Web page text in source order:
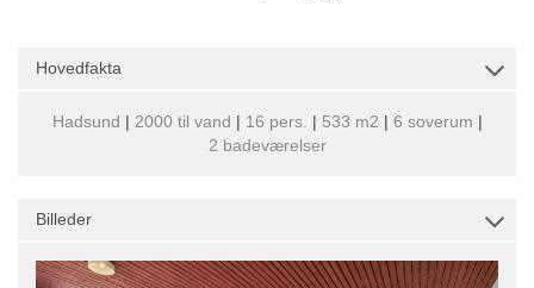
Hovedfakta
Hadsund | 2000 til vand | 16 pers. | 533 m2 | 6 soverum |
2 badeværelser
Billeder